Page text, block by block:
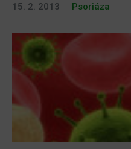
15. 2. 2013 Psoriáza